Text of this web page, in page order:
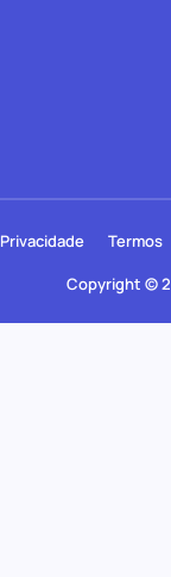
Copyright ©
Privacidade Termos